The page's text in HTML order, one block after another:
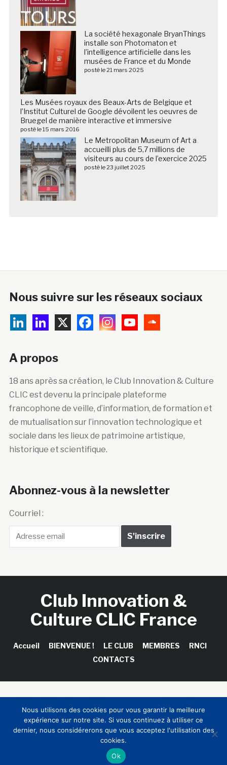
La société hexagonale BryanThings
installe son Photomaton et
l’intelligence artificielle dans les
musées de France et du Monde
posté le 21 mars 2025
Les Musées royaux des Beaux-Arts de Belgique et
l’Institut Culturel de Google dévoilent les oeuvres de
Bruegel de manière interactive et immersive
posté le 15 mars 2016
Le Metropolitan Museum of Art a
accueilli plus de 5,7 millions de
visiteurs au cours de l’exercice 2025
posté le 23 juillet 2025
Nous suivre sur les réseaux sociaux
A propos
18 ans après sa création, le Club Innovation & Culture
CLIC est devenu la principale plateforme
francophone de veille, d’information, de formation et
de mutualisation sur l’innovation technologique et
sociale dans les lieux de patrimoine artistique,
historique et scientifique.
Abonnez-vous à la newsletter
Courriel :
Club Innovation &
Culture CLIC France
Accueil BIENVENUE ! LE CLUB MEMBRES
RNCI
CONTACTS
Sinapses Conseils
Nous utilisons des cookies pour vous garantir la meilleure
expérience sur notre site. Si vous continuez à utiliser ce
dernier, nous considérerons que vous acceptez l'utilisation des
cookies.
Ok